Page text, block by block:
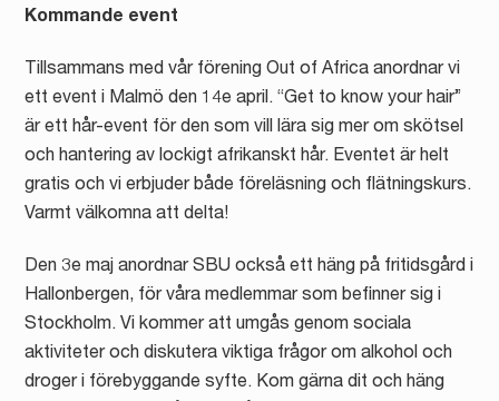
Kommande event
Tillsammans med vår förening Out of Africa anordnar vi
ett event i Malmö den 14e april. “Get to know your hair”
är ett hår-event för den som vill lära sig mer om skötsel
och hantering av lockigt afrikanskt hår. Eventet är helt
gratis och vi erbjuder både föreläsning och flätningskurs.
Varmt välkomna att delta!
Den 3e maj anordnar SBU också ett häng på fritidsgård i
Hallonbergen, för våra medlemmar som befinner sig i
Stockholm. Vi kommer att umgås genom sociala
aktiviteter och diskutera viktiga frågor om alkohol och
droger i förebyggande syfte. Kom gärna dit och häng